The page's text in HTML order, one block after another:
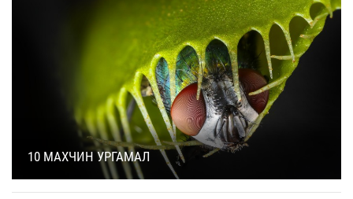
10 МАХЧИН УРГАМАЛ